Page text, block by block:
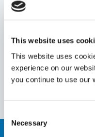
This website uses
This website uses
experience on our
you continue to use our
Selection
Necessary
9-7004-REV-A
艺掩膜以及聚对二甲苯
Asia
Americas
Europe